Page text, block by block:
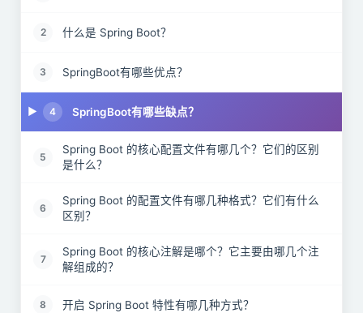
2 什么是 Spring Boot？
3 SpringBoot有哪些优点？
4 SpringBoot有哪些缺点？
5
Spring Boot 的核心配置文件有哪几个？它们的区别
是什么？
6
Spring Boot 的配置文件有哪几种格式？它们有什么
区别？
7
Spring Boot 的核心注解是哪个？它主要由哪几个注
解组成的？
8 开启 Spring Boot 特性有哪几种方式？